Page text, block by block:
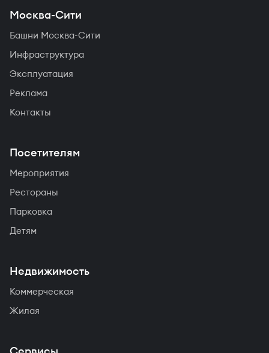
Москва-Сити
Башни Москва-Сити
Инфраструктура
Эксплуатация
Реклама
Контакты
Посетителям
Мероприятия
Рестораны
Парковка
Детям
Недвижимость
Коммерческая
Жилая